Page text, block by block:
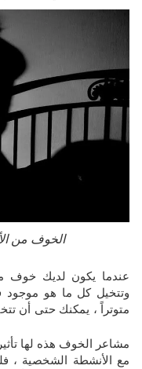
الخوف من
عندما يكون لديك خوف
وتتخيل كل ما هو
متوتراً ، يمكنك حتى أن
مشاعر الخوف هذه لها
مع الأنشطة الشخصية ،